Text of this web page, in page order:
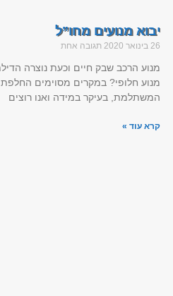
יבוא מנועים מחו”ל
26 בינואר 2020 תגובה אחת
מנוע הרכב שבק חיים וכעת נוצרה
מנוע חלופי? במקרים מסוימים
המשתלמת, בעיקר במידה ואנו רוצים
קרא עוד »